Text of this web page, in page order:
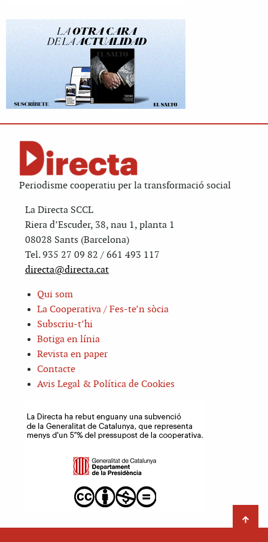
Periodisme cooperatiu per la transformació social
La Directa SCCL
Riera d’Escuder, 38, nau 1, planta 1
08028 Sants (Barcelona)
Tel. 935 27 09 82 / 661 493 117
directa@directa.cat
Qui som
La Cooperativa / Fes-te’n sòcia
Subscriu-t’hi
Botiga en línia
Revista en paper
Contacte
Avis Legal & Política de Cookies